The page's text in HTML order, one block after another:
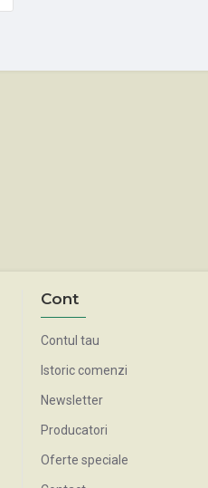
Cont
Contul tau
Istoric comenzi
Newsletter
Producatori
Oferte speciale